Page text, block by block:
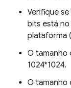
Verifique
bits está
plataforma
O tamanho
1024*1024.
O tamanho